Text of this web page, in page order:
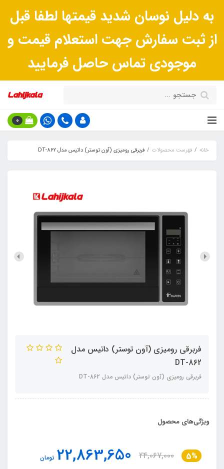
به دلیل نوسان شدید قیمتها لطفا قبل
از ثبت سفارش جهت استعلام قیمت و
موجودی تماس حاصل فرمایید
0
خانه فهرست محصولات فربرقی رومیزی (آون توستر) داتیس مدل DT-862
فربرقی رومیزی (آون توستر) داتیس مدل
DT-862
فربرقی رومیزی (آون توستر) داتیس مدل DT-862
ویژگی‌های محصول
5%
24,067,000
22,863,650 تومان